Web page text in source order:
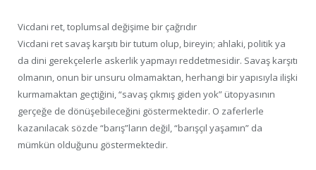
Vicdani ret, toplumsal değişime bir çağrıdır
Vicdani ret savaş karşıtı bir tutum olup, bireyin; ahlaki, politik ya
da dini gerekçelerle askerlik yapmayı reddetmesidir. Savaş karşıtı
olmanın, onun bir unsuru olmamaktan, herhangi bir yapısıyla ilişki
kurmamaktan geçtiğini, “savaş çıkmış giden yok” ütopyasının
gerçeğe de dönüşebileceğini göstermektedir. O zaferlerle
kazanılacak sözde “barış”ların değil, “barışçıl yaşamın” da
mümkün olduğunu göstermektedir.